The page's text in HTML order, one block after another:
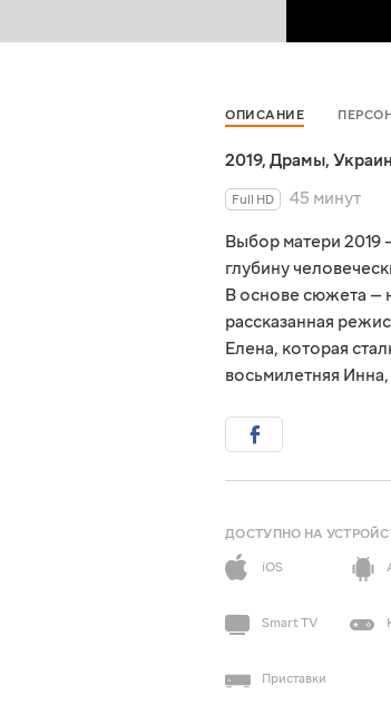
ОПИСАНИЕ
2019, Драмы,
Full HD
45 минут
Выбор матери 2019
глубину
В основе сюжета —
рассказанная
Елена, которая
восьмилетняя
ДОСТУПНО НА
iOS
Smart TV
Приставки